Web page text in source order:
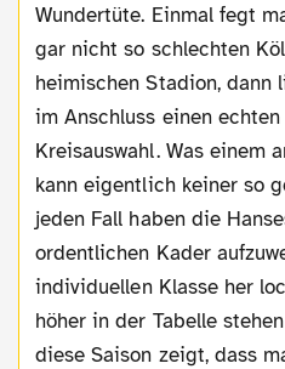
Wundertüte. Einmal fegt
gar nicht so schlechten
heimischen Stadion,
im Anschluss einen
Kreisauswahl. Was einem
kann eigentlich keiner so
jeden Fall haben die
ordentlichen Kader
individuellen Klasse her
höher in der Tabelle
diese Saison zeigt, dass